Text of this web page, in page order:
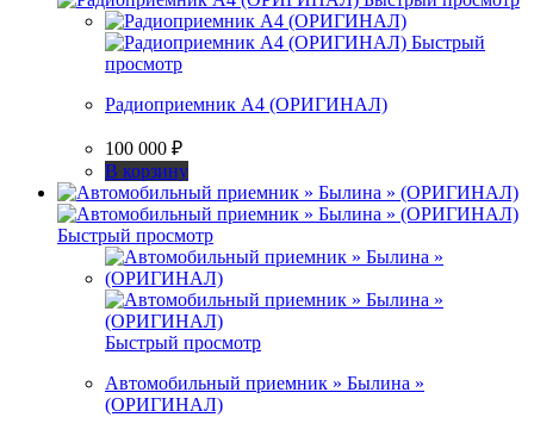
Быстрый
просмотр
Радиоприемник А4 (ОРИГИНАЛ)
100 000 ₽
В корзину
Быстрый просмотр
Быстрый просмотр
Автомобильный приемник » Былина »
(ОРИГИНАЛ)